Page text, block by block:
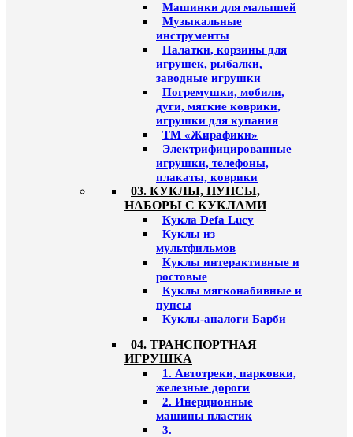
Машинки для малышей
Музыкальные
инструменты
Палатки, корзины для
игрушек, рыбалки,
заводные игрушки
Погремушки, мобили,
дуги, мягкие коврики,
игрушки для купания
ТМ «Жирафики»
Электрифицированные
игрушки, телефоны,
плакаты, коврики
03. КУКЛЫ, ПУПСЫ,
НАБОРЫ С КУКЛАМИ
Кукла Defa Lucy
Куклы из
мультфильмов
Куклы интерактивные и
ростовые
Куклы мягконабивные и
пупсы
Куклы-аналоги Барби
04. ТРАНСПОРТНАЯ
ИГРУШКА
1. Автотреки, парковки,
железные дороги
2. Инерционные
машины пластик
3.